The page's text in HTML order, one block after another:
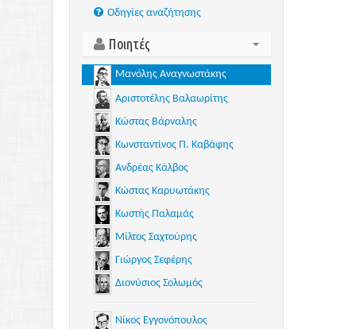
Οδηγίες αναζήτησης
Ποιητές
Μανόλης Αναγνωστάκης
Αριστοτέλης Βαλαωρίτης
Κώστας Βάρναλης
Κωνσταντίνος Π. Καβάφης
Ανδρέας Κάλβος
Κώστας Καρυωτάκης
Κωστής Παλαμάς
Μίλτος Σαχτούρης
Γιώργος Σεφέρης
Διονύσιος Σολωμός
Νίκος Εγγονόπουλος